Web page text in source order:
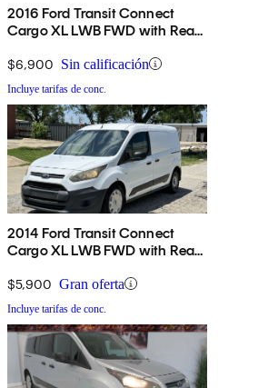
2016 Ford Transit Connect
Cargo XL LWB FWD with Rear
$6,900 Sin calificación
Incluye tarifas de conc.
2014 Ford Transit Connect
Cargo XL LWB FWD with Rear
$5,900 Gran oferta
Incluye tarifas de conc.